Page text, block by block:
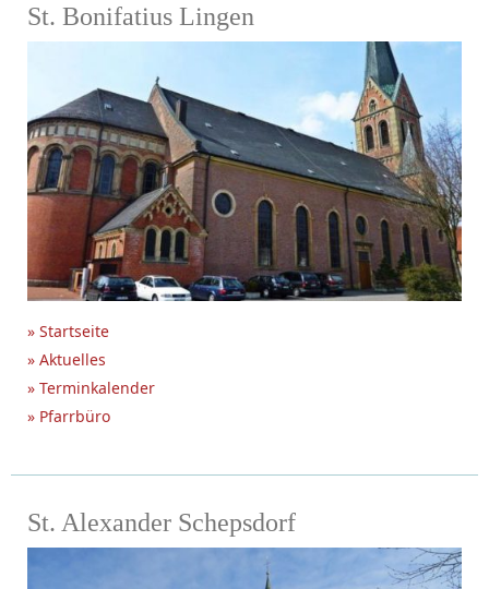
St. Bonifatius Lingen
» Startseite
» Aktuelles
» Terminkalender
» Pfarrbüro
St. Alexander Schepsdorf